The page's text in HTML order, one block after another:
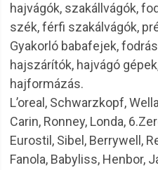
hajvágók, szakállvágók,
szék, férfi szakálvágók,
Gyakorló babafejek,
hajszárítók, hajvágó
hajformázás.
L’oreal, Schwarzkopf,
Carin, Ronney, Londa,
Eurostil, Sibel, Berrywell,
Fanola, Babyliss, Henbor,